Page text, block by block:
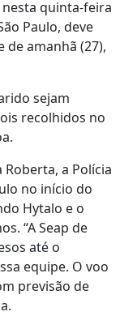
quinta-feira
Paulo, deve
de amanhã (27),
sejam
recolhidos no
a Polícia
no início do
Hytalo e o
“A Seap de
até o
equipe. O voo
previsão de